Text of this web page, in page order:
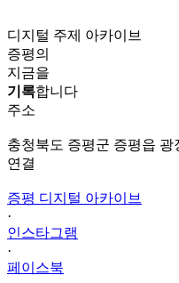
디지털 주제 아카이브
증평의
지금을
기록합니다
주소
충청북도 증평군 증평읍 광
연결
증평 디지털 아카이브
·
인스타그램
·
페이스북